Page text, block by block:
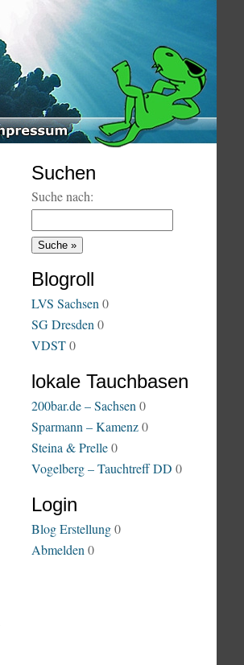
Suchen
Suche nach:
Blogroll
LVS Sachsen 0
SG Dresden 0
VDST0
lokale Tauchbasen
200bar.de – Sachsen 0
Sparmann – Kamenz0
Steina & Prelle0
Vogelberg – Tauchtreff DD 0
Login
Blog Erstellung0
Abmelden 0